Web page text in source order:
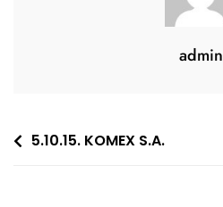
admin
Nawigacja
5.10.15. KOMEX S.A.